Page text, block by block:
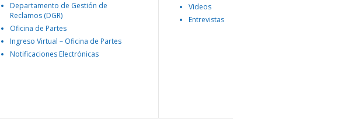
Departamento de Gestión de
Reclamos (DGR)
Oficina de Partes
Ingreso Virtual – Oficina de Partes
Notificaciones Electrónicas
Videos
Entrevistas